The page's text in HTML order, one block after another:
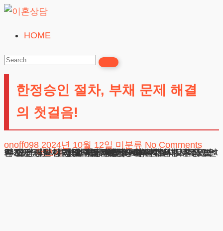
Skip
content
혼
상
HOME
한정승인 절차, 부채 문제 해결
의 첫걸음!
onoff098 2024년 10월 12일 미분류 No Comments
24시간 전화상담 및 채팅상담 바로가기 목차 한정승인 절차에 대한 이해 첫걸음: 한정승인 절차의 시작점 법적 요건 및 서류 준비하기 이론과 실제: 실제 사례로 본 한정승인 절차 자주 묻는 질문(FAQ) 변호사로서의 조언 한정승인 절차에 대한 이해 상속 사건을 다루다 보면, 종종더보기 상호 : 법무법인 테헤란
사업자 : 589-86-01340
대표자 : 이수학
주소 : 서울시 강남구 테헤란로 420, KT선릉타워West 9층
광고책임변호사 : 이수학